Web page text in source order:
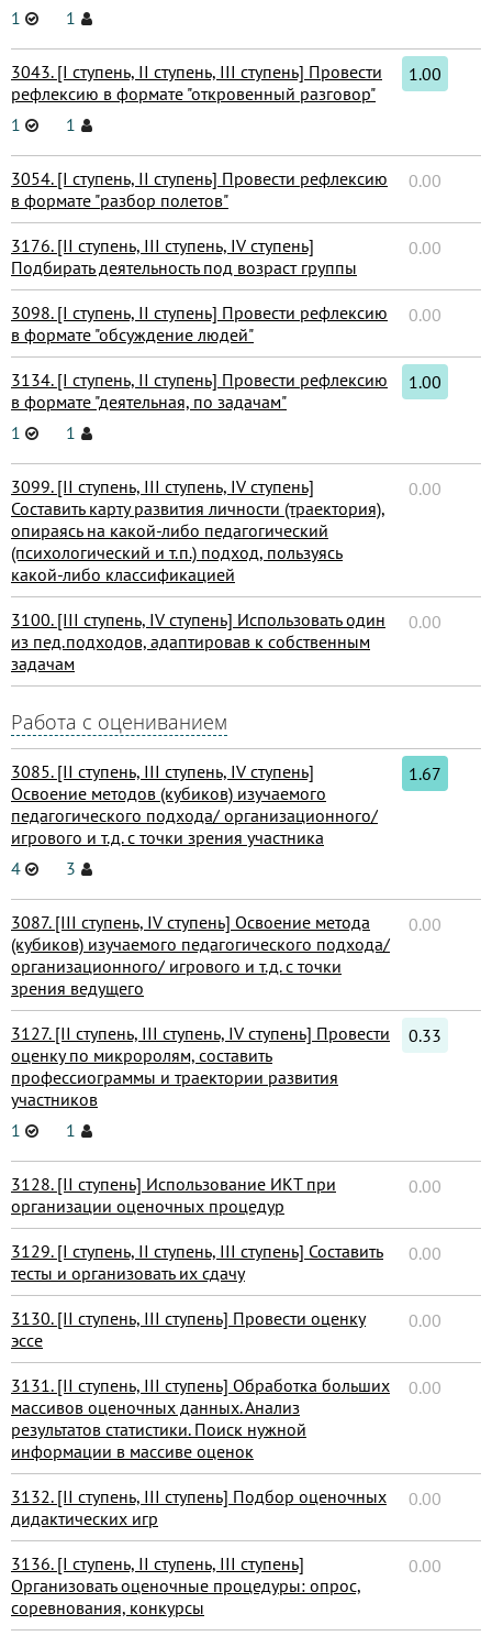
1
1
3043. [I ступень, II ступень, III ступень] Провести
рефлексию в формате "откровенный разговор"
1
1
1.00
3054. [I ступень, II ступень] Провести рефлексию
в формате "разбор полетов"
0.00
3176. [II ступень, III ступень, IV ступень]
Подбирать деятельность под возраст группы
0.00
3098. [I ступень, II ступень] Провести рефлексию
в формате "обсуждение людей"
0.00
3134. [I ступень, II ступень] Провести рефлексию
в формате "деятельная, по задачам"
1
1
1.00
3099. [II ступень, III ступень, IV ступень]
Составить карту развития личности (траектория),
опираясь на какой-либо педагогический
(психологический и т.п.) подход, пользуясь
какой-либо классификацией
0.00
3100. [III ступень, IV ступень] Использовать один
из пед.подходов, адаптировав к собственным
задачам
0.00
Работа с оцениванием
3085. [II ступень, III ступень, IV ступень]
Освоение методов (кубиков) изучаемого
педагогического подхода/ организационного/
игрового и т.д. с точки зрения участника
4
3
1.67
3087. [III ступень, IV ступень] Освоение метода
(кубиков) изучаемого педагогического подхода/
организационного/ игрового и т.д. с точки
зрения ведущего
0.00
3127. [II ступень, III ступень, IV ступень] Провести
оценку по микроролям, составить
профессиограммы и траектории развития
участников
1
1
0.33
3128. [II ступень] Использование ИКТ при
организации оценочных процедур
0.00
3129. [I ступень, II ступень, III ступень] Составить
тесты и организовать их сдачу
0.00
3130. [II ступень, III ступень] Провести оценку
эссе
0.00
3131. [II ступень, III ступень] Обработка больших
массивов оценочных данных. Анализ
результатов статистики. Поиск нужной
информации в массиве оценок
0.00
3132. [II ступень, III ступень] Подбор оценочных
дидактических игр
0.00
3136. [I ступень, II ступень, III ступень]
Организовать оценочные процедуры: опрос,
соревнования, конкурсы
0.00